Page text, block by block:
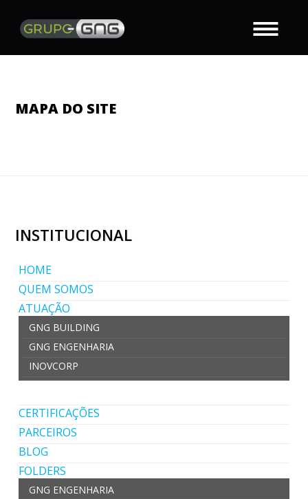
MAPA DO SITE
INSTITUCIONAL
HOME
QUEM SOMOS
ATUAÇÃO
GNG BUILDING
GNG ENGENHARIA
INOVCORP
CERTIFICAÇÕES
PARCEIROS
BLOG
FOLDERS
GNG ENGENHARIA